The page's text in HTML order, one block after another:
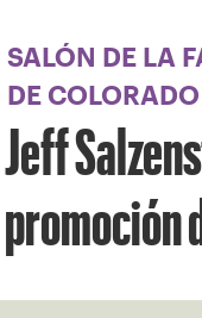
SALÓN DE LA
DE COLORADO
Jeff
promoción